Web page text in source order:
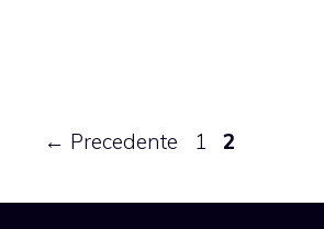
← Precedente Pagina
1 Pagina
2